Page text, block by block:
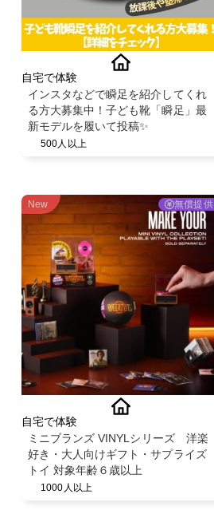
自宅で体験
インスタなどで瞬足を紹介してくれ
る方大募集中！子ども靴「瞬足」最
新モデルを履いて投稿✨
500人以上
New 無償提供
自宅で体験
ミニブランズ VINYLシリーズ 洋楽
好き・大人向けギフト・サプライズ
トイ 対象年齢６歳以上
1000人以上